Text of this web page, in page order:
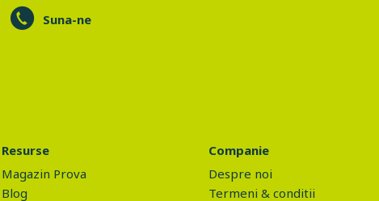
Suna-ne
Resurse
Magazin Prova
Blog
Companie
Despre noi
Termeni & conditii